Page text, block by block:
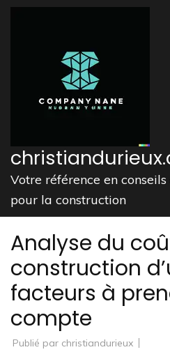
Aller
Votre référence en
pour la construction
Analyse du
construction
facteurs à
compte
Publié par christiandurieux